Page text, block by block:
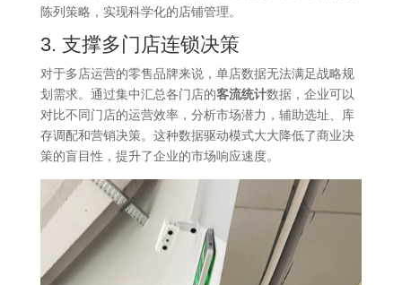
陈列策略，实现科学化的店铺管理。
3. 支撑多门店连锁决策
对于多店运营的零售品牌来说，单店数据无法满足战略规
划需求。通过集中汇总各门店的客流统计数据，企业可以
对比不同门店的运营效率，分析市场潜力，辅助选址、库
存调配和营销决策。这种数据驱动模式大大降低了商业决
策的盲目性，提升了企业的市场响应速度。